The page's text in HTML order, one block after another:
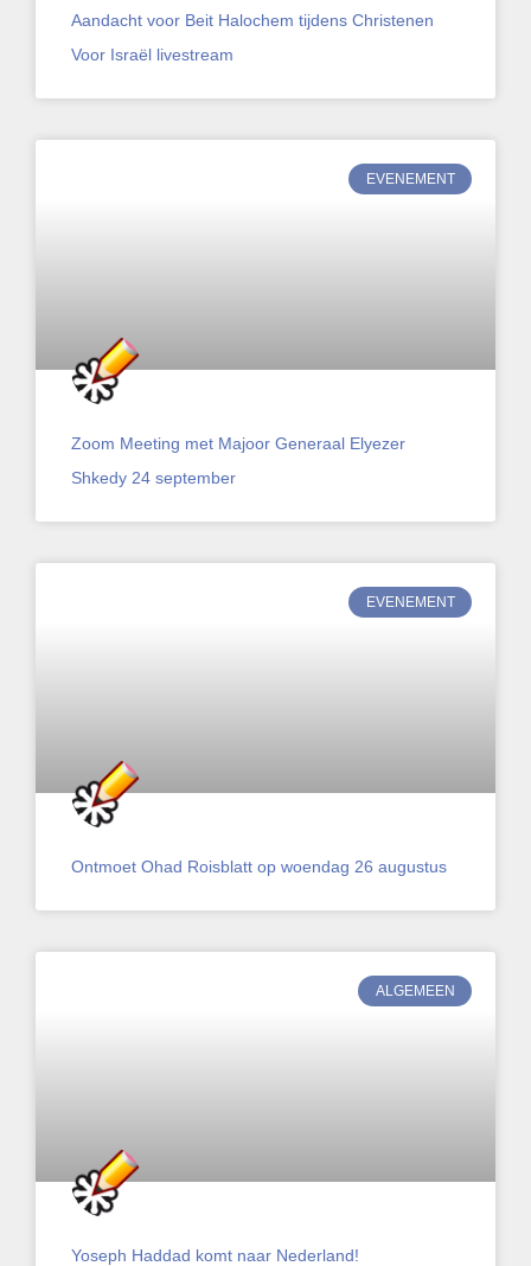
Aandacht voor Beit Halochem tijdens Christenen
Voor Israël livestream
EVENEMENT
Zoom Meeting met Majoor Generaal Elyezer
Shkedy 24 september
EVENEMENT
Ontmoet Ohad Roisblatt op woendag 26 augustus
ALGEMEEN
Yoseph Haddad komt naar Nederland!